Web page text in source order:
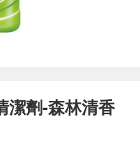
潔劑-森林清香